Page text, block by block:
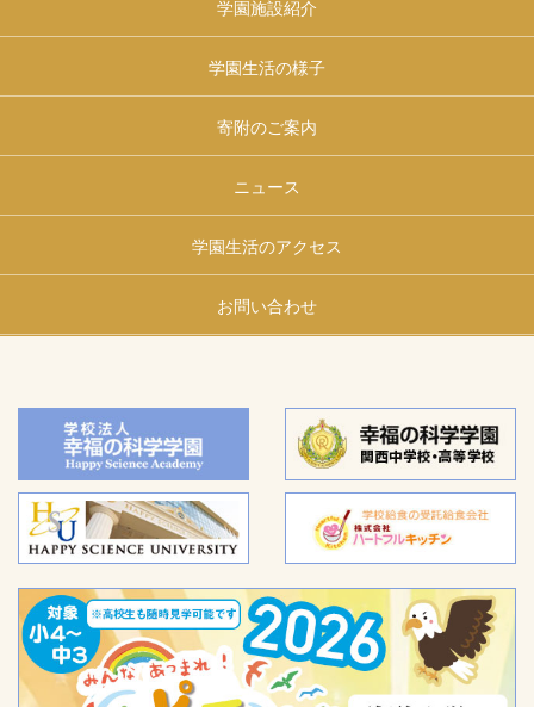
学園施設紹介
学園生活の様子
寄附のご案内
ニュース
学園生活のアクセス
お問い合わせ